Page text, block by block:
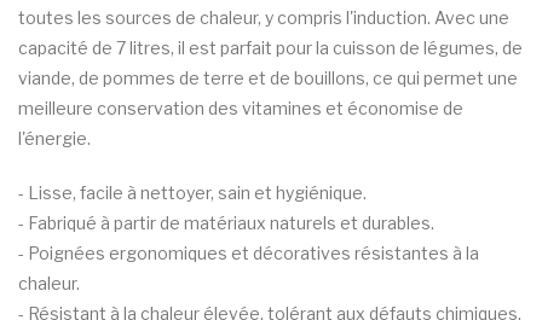
toutes les sources de chaleur, y compris l'induction. Avec une
capacité de 7 litres, il est parfait pour la cuisson de légumes, de
viande, de pommes de terre et de bouillons, ce qui permet une
meilleure conservation des vitamines et économise de
l'énergie.
- Lisse, facile à nettoyer, sain et hygiénique.
- Fabriqué à partir de matériaux naturels et durables.
- Poignées ergonomiques et décoratives résistantes à la
chaleur.
- Résistant à la chaleur élevée, tolérant aux défauts chimiques.